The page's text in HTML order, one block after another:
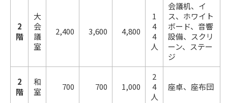
2
階
大
会
議
室
2,400 3,600 4,800
1
4
4
人
会議机、イ
ス、ホワイト
ボード、音響
設備、スクリ
ーン、ステー
ジ
2
階
和
室
700 700 1,000
2
4
人
座卓、座布団